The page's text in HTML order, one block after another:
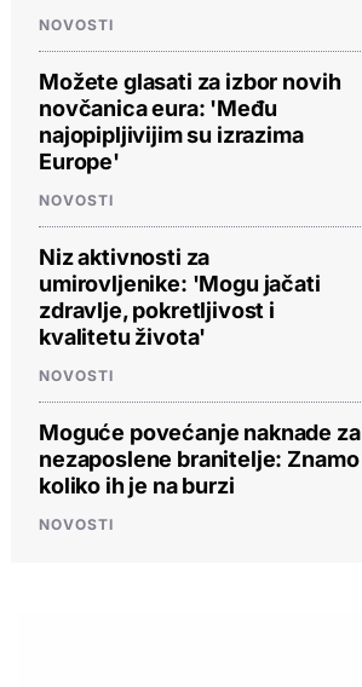
NOVOSTI
Možete glasati za izbor novih
novčanica eura: 'Među
najopipljivijim su izrazima
Europe'
NOVOSTI
Niz aktivnosti za
umirovljenike: 'Mogu jačati
zdravlje, pokretljivost i
kvalitetu života'
NOVOSTI
Moguće povećanje naknade za
nezaposlene branitelje: Znamo
koliko ih je na burzi
NOVOSTI